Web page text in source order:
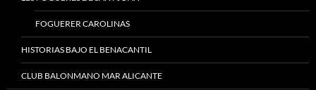
FOGUERER CAROLINAS
HISTORIAS BAJO EL BENACANTIL
CLUB BALONMANO MAR ALICANTE